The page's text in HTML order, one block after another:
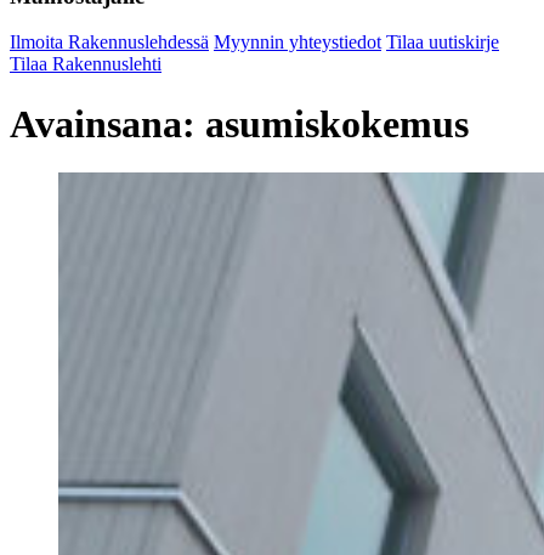
Ilmoita Rakennuslehdessä Myynnin yhteystiedot Tilaa uutiskirje
Tilaa Rakennuslehti
Avainsana: asumiskokemus